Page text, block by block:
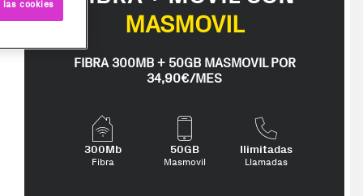
MASMOVIL
FIBRA 300MB + 50GB MASMOVIL POR
34,90€/MES
300Mb
Fibra
50GB
Masmovil
Ilimitadas
Llamadas
cookies